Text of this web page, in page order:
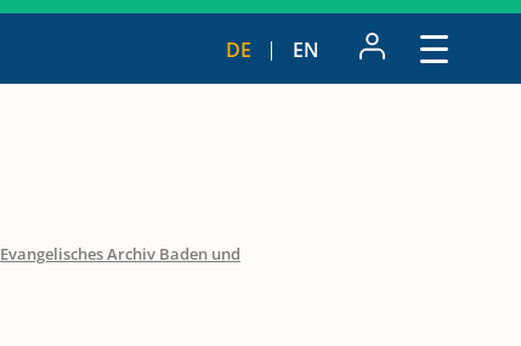
DE EN
Evangelisches Archiv Baden und